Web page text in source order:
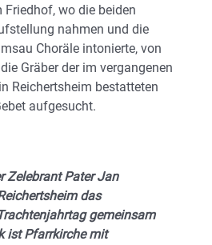
wo die beiden
nahmen und die
Choräle intonierte, von
Gräber der im vergangenen
Reichertsheim bestatteten
aufgesucht.
Zelebrant Pater Jan
das
gemeinsam
ist Pfarrkirche mit